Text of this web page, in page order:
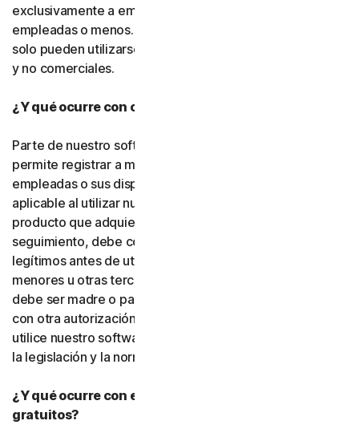
exclusivamente a empresas con cincuenta personas
empleadas o menos. Los productos para consumidores
solo pueden utilizarse con fines personales, domésticos
y no comerciales.
¿Y qué ocurre con otras personas?
Parte de nuestro software o de nuestros servicios le
permite registrar a miembros de su familia, personas
empleadas o sus dispositivos. Debe cumplir la legislación
aplicable al utilizar nuestro software y servicios. Si el
producto que adquiere incluye funciones de
seguimiento, debe contar con el derecho y la autoridad
legítimos antes de utilizarlas para rastrear o supervisar a
menores u otras terceras personas. Esto significa que
debe ser madre o padre, tutor o tutora legal, o contar
con otra autorización legal. Gen Digital exige que usted
utilice nuestro software y servicios de conformidad con
la legislación y la normativa aplicables.
¿Y qué ocurre con el software y los servicios
gratuitos?